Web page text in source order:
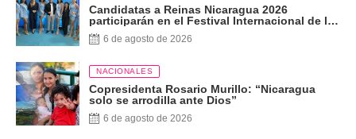
Candidatas a Reinas Nicaragua 2026
participarán en el Festival Internacional de las
Artes, Cultura y Gastronomía
6 de agosto de 2026
NACIONALES
Copresidenta Rosario Murillo: “Nicaragua
solo se arrodilla ante Dios”
6 de agosto de 2026